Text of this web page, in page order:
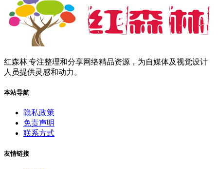
红森林|专注整理和分享网络精品资源，为自媒体及视觉设计
人员提供灵感和动力。
本站导航
隐私政策
免责声明
联系方式
友情链接